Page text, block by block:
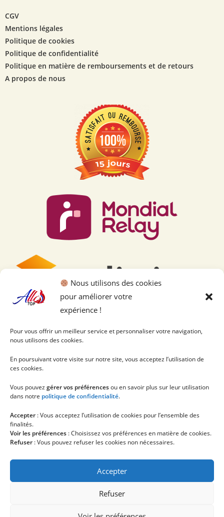
Nous utilisons des cookies
pour améliorer votre
expérience !
Pour vous offrir un meilleur service et personnaliser votre navigation,
nous utilisons des cookies.
En poursuivant votre visite sur notre site, vous acceptez l’utilisation de
ces cookies.
Vous pouvezgérer vos préférencesou en savoir plus sur leur utilisation
dans notre politique de confidentialité.
Accepter : Vous acceptez l’utilisation de cookies pour l’ensemble des
finalités.
Voir les préférences : Choisissez vos préférences en matière de cookies.
Refuser : Vous pouvez refuser les cookies non nécessaires.
Accepter
Refuser
CGV
Mentions légales
Politique de cookies
Politique de confidentialité
Politique en matière de remboursements et de retours
A propos de nous